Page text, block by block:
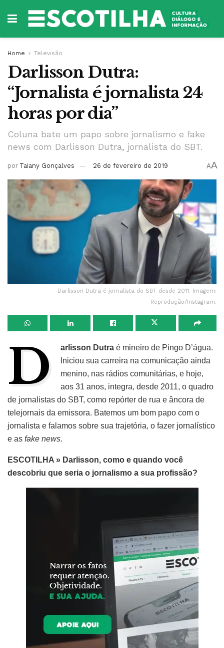
Home Televisão
Darlisson Dutra:
“Jornalista é jornalista 24
horas por dia”
Coluna bate um papo sobre jornalismo e fake
news com Darlisson Dutra, jornalista do SBT.
por Taiany Gonçalves 26 de fevereiro de 2019 AA
Darlisson Dutra é jornalista do SBT desde 2011. Imagem:
Reprodução/Instagram.
D arlisson Dutra é mineiro de Pingo D’água.
Iniciou sua carreira na comunicação ainda
menino, nas rádios comunitárias, e hoje,
aos 31 anos, integra, desde 2011, o quadro
de jornalistas do SBT, como repórter de rua e âncora de
telejornais da emissora. Batemos um bom papo com o
jornalista e falamos sobre sua trajetória, o fazer jornalístico
e as fake news.
ESCOTILHA » Darlisson, como e quando você
descobriu que seria o jornalismo a sua profissão?